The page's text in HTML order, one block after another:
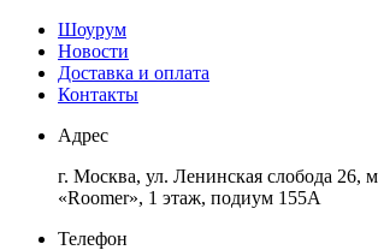
Шоурум
Новости
Доставка и оплата
Контакты
Адрес
г. Москва, ул. Ленинская слобода 26,
«Roomer», 1 этаж, подиум 155А
Телефон